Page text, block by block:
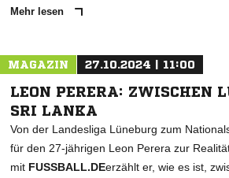
Mehr lesen
MAGAZIN 27.10.2024 | 11:00
LEON PERERA: ZWISCHEN
SRI LANKA
Von der Landesliga Lüneburg zum
für den 27-jährigen Leon Perera zur
mit FUSSBALL.DEerzählt er, wie es ist,